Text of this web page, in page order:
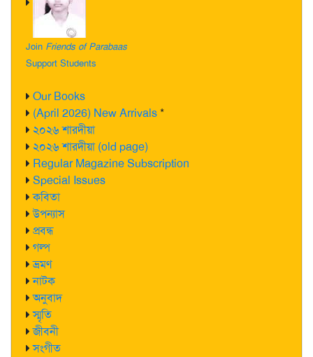
Join Friends of Parabaas
Support Students
Our Books
(April 2026) New Arrivals*
২০২৬ শারদীয়া
২০২৬ শারদীয়া (old page)
Regular Magazine Subscription
Special Issues
কবিতা
উপন্যাস
প্রবন্ধ
গল্প
ভ্রমণ
নাটক
অনুবাদ
স্মৃতি
জীবনী
সংগীত